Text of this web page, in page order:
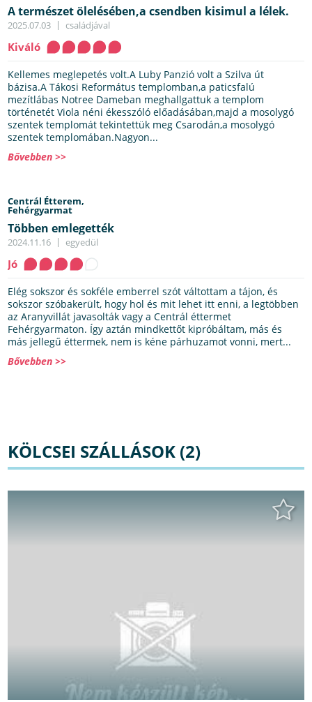
A természet ölelésében,a csendben kisimul a lélek.
2025.07.03 családjával
Kiváló
Kellemes meglepetés volt.A Luby Panzió volt a Szilva út
bázisa.A Tákosi Református templomban,a paticsfalú
mezítlábas Notree Dameban meghallgattuk a templom
történetét Viola néni ékesszóló előadásában,majd a mosolygó
szentek templomát tekintettük meg Csarodán,a mosolygó
szentek templomában.Nagyon...
Bővebben >>
Centrál Étterem,
Fehérgyarmat
Többen emlegették
2024.11.16 egyedül
Jó
Elég sokszor és sokféle emberrel szót váltottam a tájon, és
sokszor szóbakerült, hogy hol és mit lehet itt enni, a legtöbben
az Aranyvillát javasolták vagy a Centrál éttermet
Fehérgyarmaton. Így aztán mindkettőt kipróbáltam, más és
más jellegű éttermek, nem is kéne párhuzamot vonni, mert...
Bővebben >>
KÖLCSEI SZÁLLÁSOK (2)